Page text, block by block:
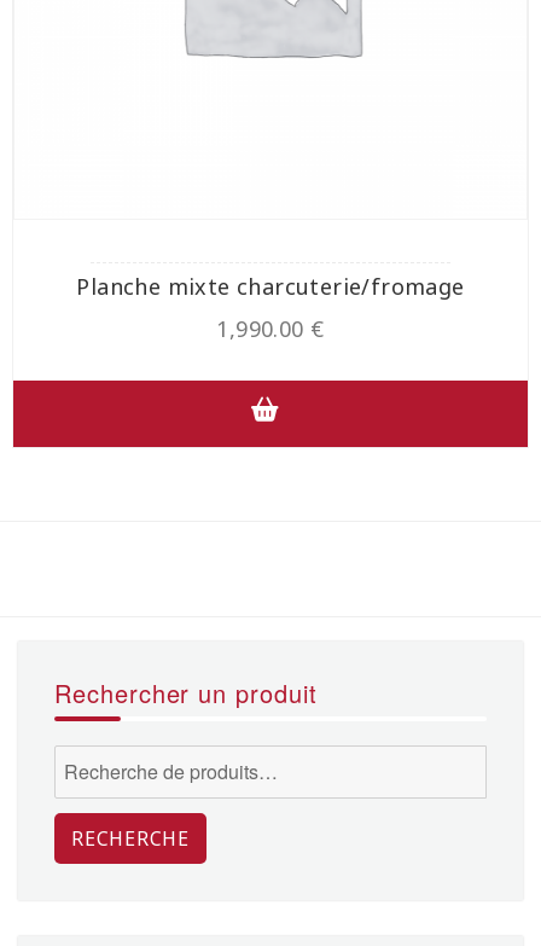
Planche mixte charcuterie/fromage
1,990.00 €
Rechercher un produit
Recherche
pour :
RECHERCHE